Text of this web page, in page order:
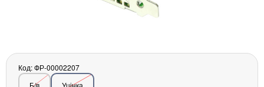
Кошики та салазки для жорстких дисків
Мережеве обладнання
Код: ФР-00002207